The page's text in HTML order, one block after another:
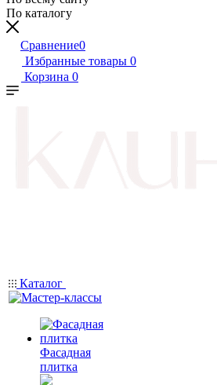
По каталогу
Сравнение0
Избранные товары 0
Корзина 0
Каталог
Фасадная
плитка